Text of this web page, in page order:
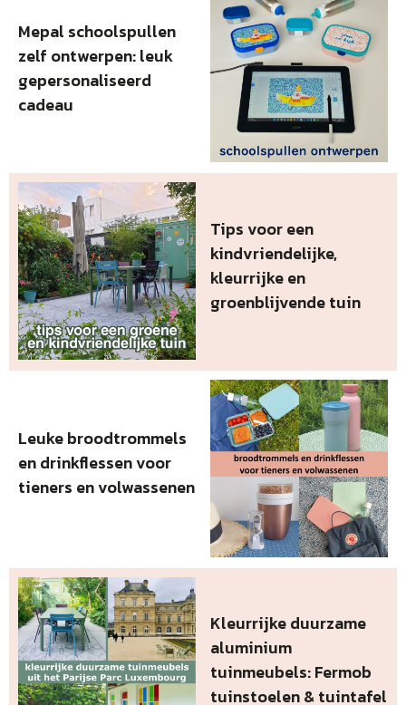
Mepal schoolspullen
zelf ontwerpen: leuk
gepersonaliseerd
cadeau
Tips voor een
kindvriendelijke,
kleurrijke en
groenblijvende tuin
Leuke broodtrommels
en drinkflessen voor
tieners en volwassenen
Kleurrijke duurzame
aluminium
tuinmeubels: Fermob
tuinstoelen & tuintafel